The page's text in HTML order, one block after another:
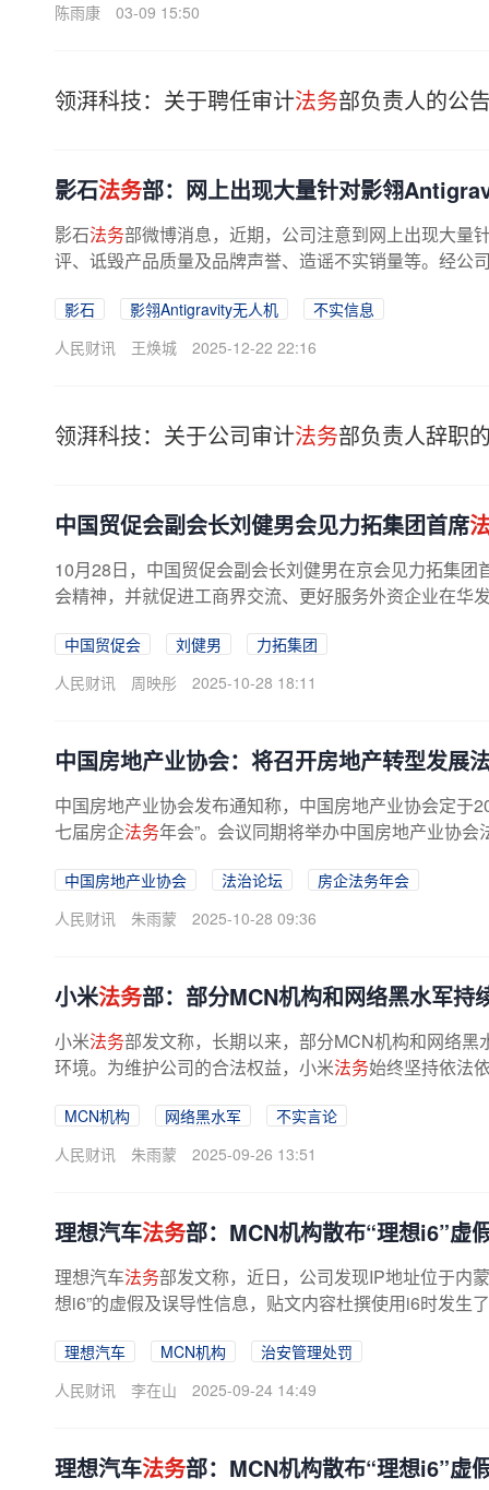
陈雨康
03-09 15:50
领湃科技：关于聘任审计法务部负责人的公
影石法务部：网上出现大量针对影翎
影石法务部微博消息，近期，公司注意到网上出现大量
评、诋毁产品质量及品牌声誉、造谣不实销量等。经公
影石 影翎Antigravity无人机
不实信息
人民财讯
王焕城 2025-12-22 22:16
领湃科技：关于公司审计法务部负责人辞职
中国贸促会副会长刘健男会见力拓集团首席
10月28日，中国贸促会副会长刘健男在京会见力拓集团
会精神，并就促进工商界交流、更好服务外资企业在华
中国贸促会 刘健男
力拓集团
人民财讯
周映彤 2025-10-28 18:11
中国房地产业协会：将召开房地产转型发展
中国房地产业协会发布通知称，中国房地产业协会定
七届房企法务年会”。会议同期将举办中国房地产业协
中国房地产业协会 法治论坛
房企法务年会
人民财讯
朱雨蒙 2025-10-28 09:36
小米法务部：部分MCN机构和网络黑水军持
小米法务部发文称，长期以来，部分MCN机构和网络
环境。为维护公司的合法权益，小米法务始终坚持依法
MCN机构 网络黑水军
不实言论
人民财讯
朱雨蒙 2025-09-26 13:51
理想汽车法务部：MCN机构散布“理想i6”虚
理想汽车法务部发文称，近日，公司发现IP地址位于内
想i6”的虚假及误导性信息，贴文内容杜撰使用i6时发生
理想汽车 MCN机构
治安管理处罚
人民财讯
李在山 2025-09-24 14:49
理想汽车法务部：MCN机构散布“理想i6”虚